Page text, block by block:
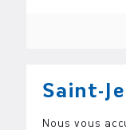
Saint-
Nous vous